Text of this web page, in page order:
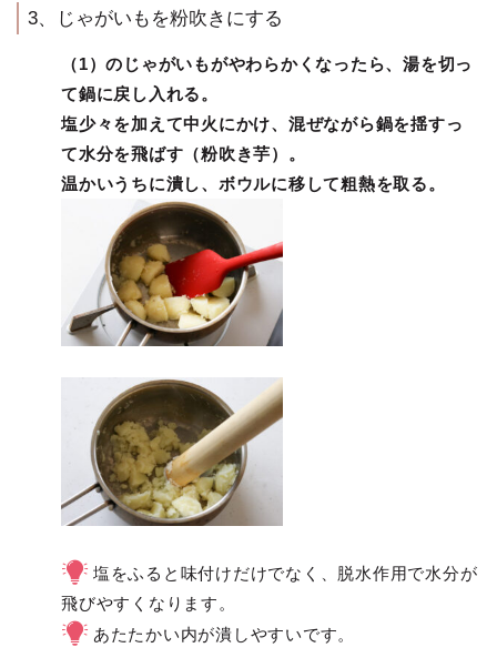
3、じゃがいもを粉吹きにする
（1）のじゃがいもがやわらかくなったら、湯を切っ
て鍋に戻し入れる。
塩少々を加えて中火にかけ、混ぜながら鍋を揺すっ
て水分を飛ばす（粉吹き芋）。
温かいうちに潰し、ボウルに移して粗熱を取る。
塩をふると味付けだけでなく、脱水作用で水分が
飛びやすくなります。
あたたかい内が潰しやすいです。